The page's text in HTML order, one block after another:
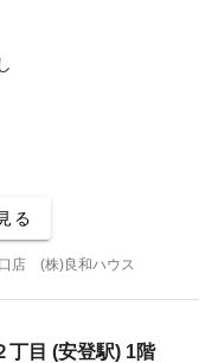
る
店 (株)良和ハウス
丁目 (安登駅) 1階